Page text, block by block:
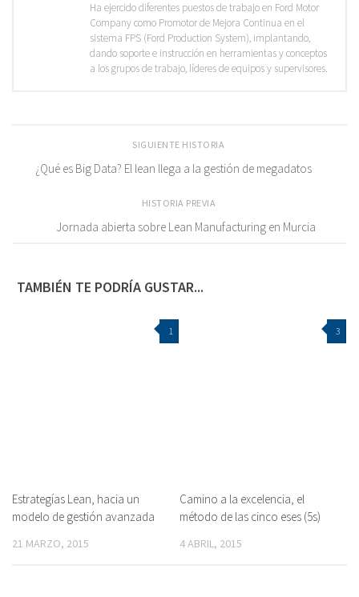
Ha ejercido diferentes puestos de trabajo en Ford Motor
Company como Promotor de Mejora Continua en el
sistema FPS (Ford Production System), implantando,
dando soporte e instrucción en herramientas y conceptos
a los grupos de trabajo, líderes de equipos y supervisores.
SIGUIENTE HISTORIA
¿Qué es Big Data? El lean llega a la gestión de megadatos
HISTORIA PREVIA
Jornada abierta sobre Lean Manufacturing en Murcia
TAMBIÉN TE PODRÍA GUSTAR...
1
Estrategías Lean, hacia un
modelo de gestión avanzada
21 MARZO, 2015
3
Camino a la excelencia, el
método de las cinco eses (5s)
4 ABRIL, 2015